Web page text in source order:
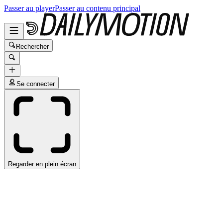
Passer au playerPasser au contenu principal
Rechercher
Se connecter
Regarder en plein écran